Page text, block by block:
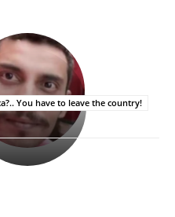
You have to leave the country!